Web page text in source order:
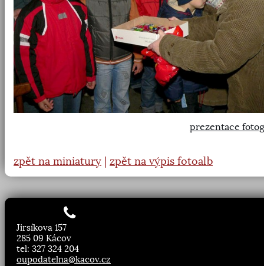
prezentace
zpět na miniatury zpět na výpis fotoalb
Jirsíkova 157
285 09 Kácov
tel: 327 324 204
oupodatelna@kacov.cz